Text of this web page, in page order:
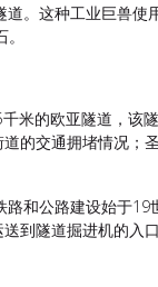
。这种工业巨兽使
米的欧亚隧道，该
的交通拥堵情况；
和公路建设始于
到隧道掘进机的入